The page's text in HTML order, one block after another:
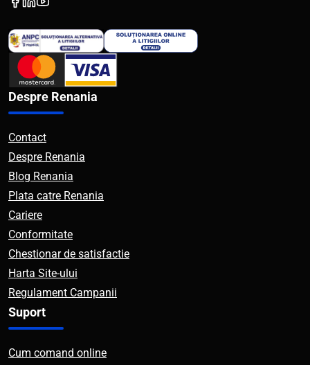
Despre Renania
Contact
Despre Renania
Blog Renania
Plata catre Renania
Cariere
Conformitate
Chestionar de satisfactie
Harta Site-ului
Regulament Campanii
Suport
Cum comand online